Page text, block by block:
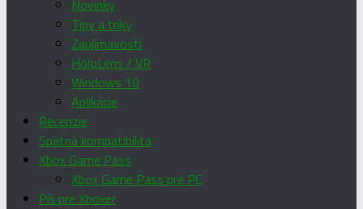
Novinky
Tipy a triky
Zaujímavosti
HoloLens / VR
Windows 10
Aplikácie
Recenzie
Spätná kompatibilita
Xbox Game Pass
Xbox Game Pass pre PC
Píš pre Xboxer